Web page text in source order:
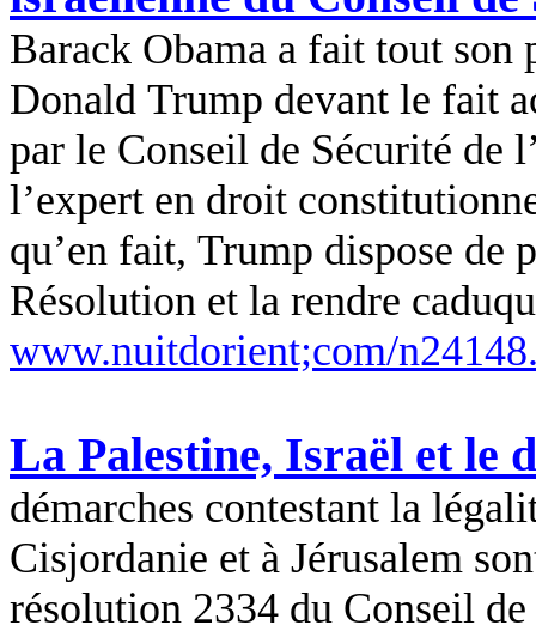
Barack Obama a fait tout son
Donald Trump devant le fait
par le Conseil de Sécurité de
l’expert en droit
qu’en fait, Trump dispose de
Résolution et la rendre
www.nuitdorient;com/
La Palestine, Israël et le
démarches contestant la
Cisjordanie et à Jérusalem
résolution 2334 du Conseil